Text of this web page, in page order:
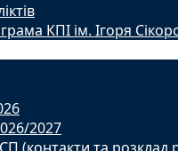
КПІ ім. Ігоря
2027